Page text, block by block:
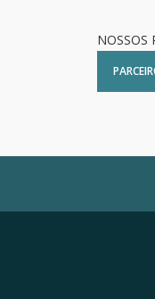
NOSSOS